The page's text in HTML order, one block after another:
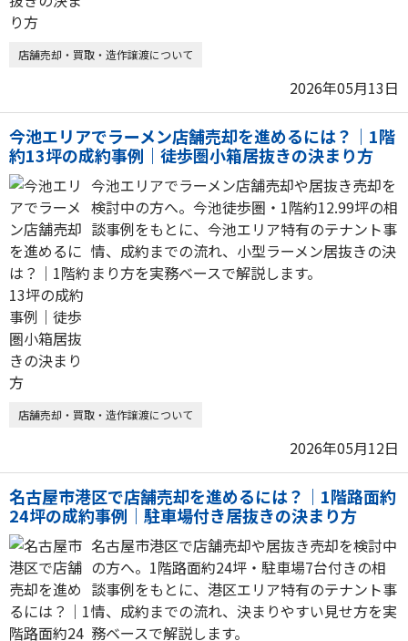
店舗売却・買取・造作譲渡について
2026年05月13日
今池エリアでラーメン店舗売却を進めるには？｜1階
約13坪の成約事例｜徒歩圏小箱居抜きの決まり方
今池エリアでラーメン店舗売却や居抜き売却を
検討中の方へ。今池徒歩圏・1階約12.99坪の相
談事例をもとに、今池エリア特有のテナント事
情、成約までの流れ、小型ラーメン居抜きの決
まり方を実務ベースで解説します。
店舗売却・買取・造作譲渡について
2026年05月12日
名古屋市港区で店舗売却を進めるには？｜1階路面約
24坪の成約事例｜駐車場付き居抜きの決まり方
名古屋市港区で店舗売却や居抜き売却を検討中
の方へ。1階路面約24坪・駐車場7台付きの相
談事例をもとに、港区エリア特有のテナント事
情、成約までの流れ、決まりやすい見せ方を実
務ベースで解説します。